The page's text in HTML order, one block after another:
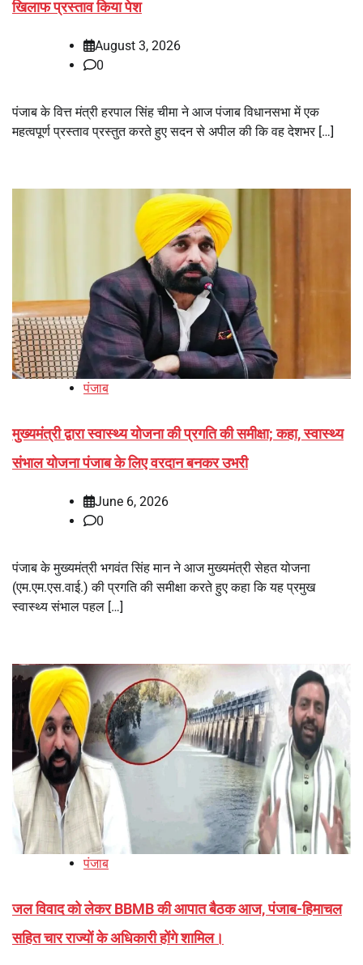
खिलाफ प्रस्ताव किया पेश
August 3, 2026
0
पंजाब के वित्त मंत्री हरपाल सिंह चीमा ने आज पंजाब विधानसभा में एक
महत्वपूर्ण प्रस्ताव प्रस्तुत करते हुए सदन से अपील की कि वह देशभर […]
पंजाब
मुख्यमंत्री द्वारा स्वास्थ्य योजना की प्रगति की समीक्षा; कहा, स्वास्थ्य
संभाल योजना पंजाब के लिए वरदान बनकर उभरी
June 6, 2026
0
पंजाब के मुख्यमंत्री भगवंत सिंह मान ने आज मुख्यमंत्री सेहत योजना
(एम.एम.एस.वाई.) की प्रगति की समीक्षा करते हुए कहा कि यह प्रमुख
स्वास्थ्य संभाल पहल […]
पंजाब
जल विवाद को लेकर BBMB की आपात बैठक आज, पंजाब-हिमाचल
सहित चार राज्यों के अधिकारी होंगे शामिल।